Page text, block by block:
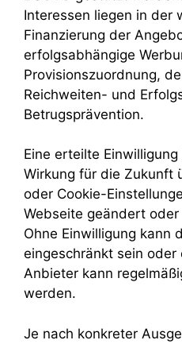
Interessen liegen in der
Finanzierung der
erfolgsabhängige
Provisionszuordnung,
Reichweiten- und
Betrugsprävention.
Eine erteilte
Wirkung für die Zukunft
oder Cookie-
Webseite geändert
Ohne Einwilligung kann
eingeschränkt sein
Anbieter kann
werden.
Je nach konkreter